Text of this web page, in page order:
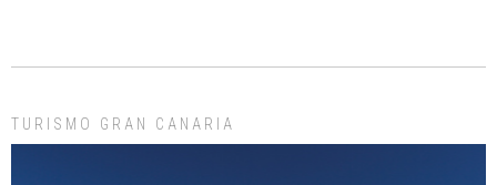
MESA Y LOPEZ. ES MUY ASUSTADIZO
TURISMO GRAN CANARIA